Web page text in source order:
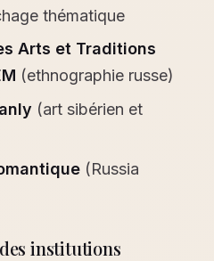
thématique
Arts et Traditions
(ethnographie russe)
(art sibérien et
(Russia
institutions